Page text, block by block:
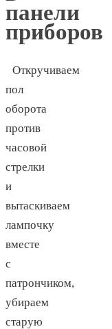
панели
приборов
Откручиваем
пол
оборота
против
часовой
стрелки
и
вытаскиваем
лампочку
вместе
с
патрончиком,
убираем
старую